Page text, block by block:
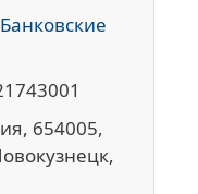
Банковские
654005,